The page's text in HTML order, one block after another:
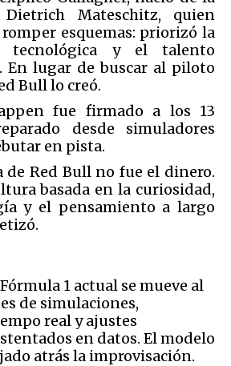
Mateschitz, quien
esquemas: priorizó la
tecnológica y el talento
En lugar de buscar al piloto
Bull lo creó.
fue firmado a los 13
desde simuladores
en pista.
de Red Bull no fue el dinero.
basada en la curiosidad,
y el pensamiento a largo
1 actual se mueve al
de simulaciones,
real y ajustes
en datos. El modelo
atrás la improvisación.